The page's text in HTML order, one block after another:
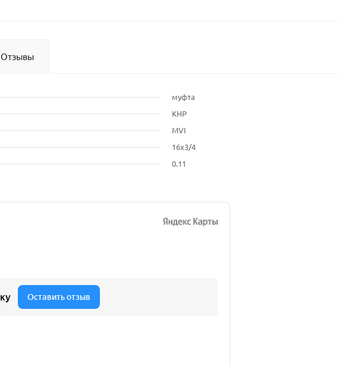
Отзывы
муфта
КНР
MVI
16х3/4
0.11